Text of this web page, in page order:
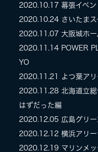
MEDIA
LIVE
SPECIAL
2020.10.17 幕張イベ
2020.10.24 さいたま
2020.11.07 大阪城ホ
2020.11.14 POWER
YO
2020.11.21
よつ葉ア
2020.11.28 北海道立
はずだった編
2020.12.05 広島グリ
2020.12.12 横浜アリ
2020.12.19 マリンメ